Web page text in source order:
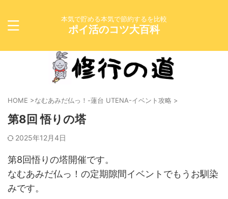
本気で貯める本気で節約するを比較
ポイ活のコツ大百科
HOME >なむあみだ仏っ！-蓮台 UTENA-イベント攻略 >
第8回 悟りの塔
2025年12月4日
第8回悟りの塔開催です。
なむあみだ仏っ！の定期隙間イベントでもうお馴染
みです。